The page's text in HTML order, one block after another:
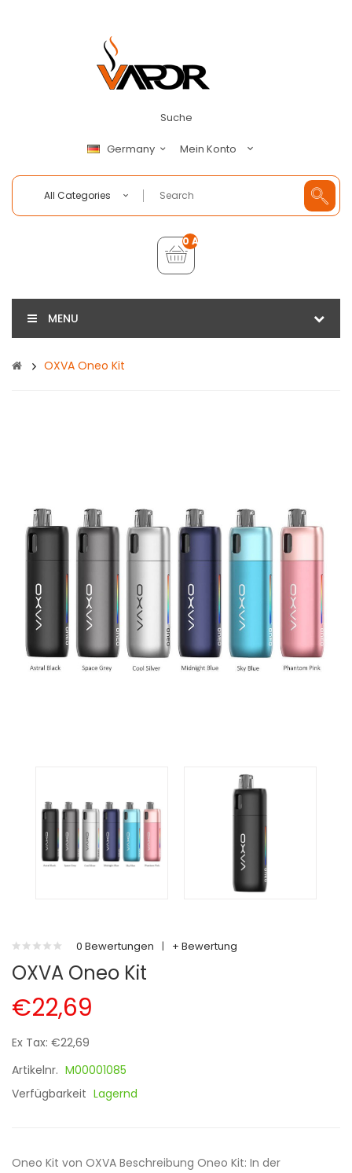
Suche
Germany Mein Konto
All Categories
0 Artikel - €0,00
MENU
OXVA Oneo Kit
0 Bewertungen | + Bewertung
OXVA Oneo Kit
€22,69
Ex Tax: €22,69
Artikelnr. M00001085
Verfügbarkeit Lagernd
Oneo Kit von OXVA Beschreibung Oneo Kit: In der